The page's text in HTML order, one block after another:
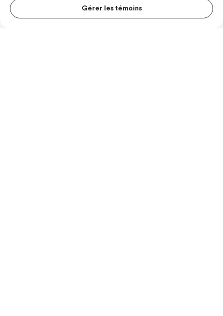
Gérer les témoins
Conditions d’utilisation
© Les Producteurs de lait du Quebec
MENU